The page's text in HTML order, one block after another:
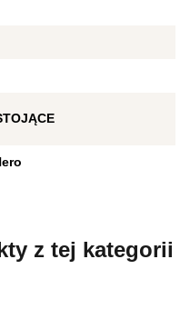
z tej kategorii